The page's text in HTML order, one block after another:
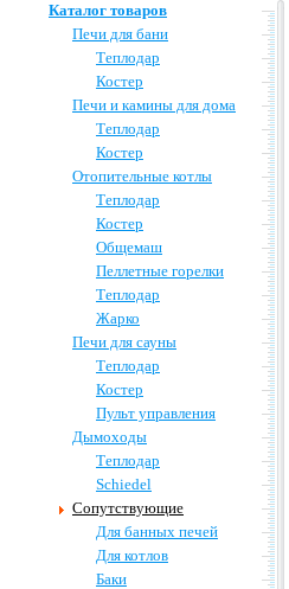
Каталог товаров
Печи для бани
Теплодар
Костер
Печи и камины для дома
Теплодар
Костер
Отопительные котлы
Теплодар
Костер
Общемаш
Пеллетные горелки
Теплодар
Жарко
Печи для сауны
Теплодар
Костер
Пульт управления
Дымоходы
Теплодар
Schiedel
Сопутствующие
Для банных печей
Для котлов
Баки